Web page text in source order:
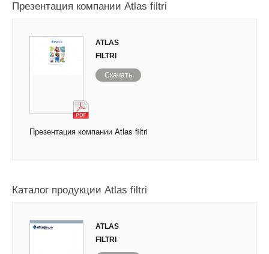
Презентация компании Atlas filtri
ATLAS
FILTRI
Скачать
Презентация компании Atlas filtri
Каталог продукции Atlas filtri
ATLAS
FILTRI